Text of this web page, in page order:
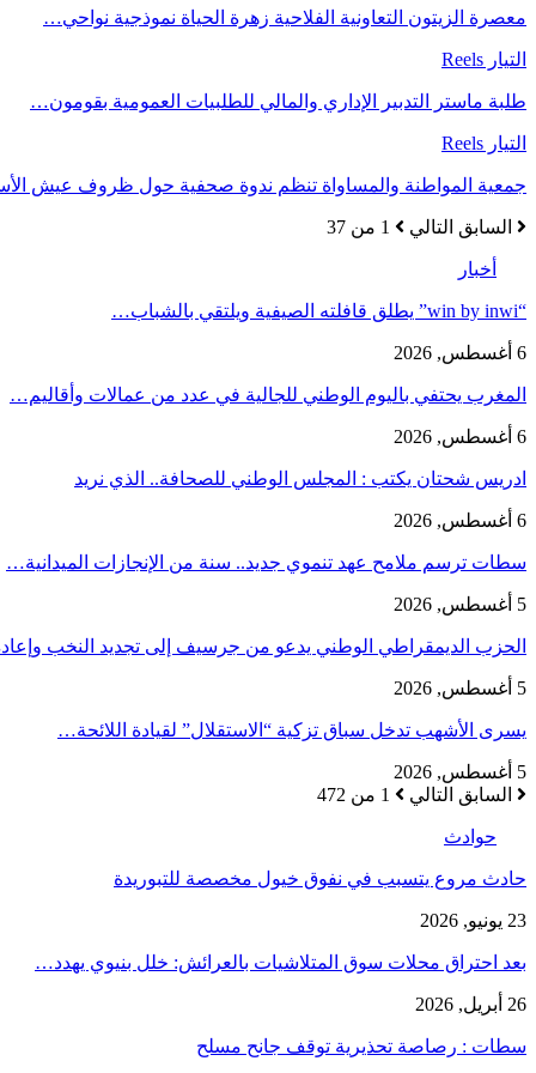
معصرة الزيتون التعاونية الفلاحية زهرة الحياة نموذجية نواحي…
التيار Reels
طلبة ماستر التدبير الإداري والمالي للطلبيات العمومية بقومون…
التيار Reels
جمعية المواطنة والمساواة تنظم ندوة صحفية حول ظروف عيش
السابق التالي 1 من 37
أخبار
“win by inwi” يطلق قافلته الصيفية ويلتقي بالشباب…
6 أغسطس, 2026
المغرب يحتفي باليوم الوطني للجالية في عدد من عمالات وأقاليم…
6 أغسطس, 2026
ادريس شحتان يكتب : المجلس الوطني للصحافة.. الذي نريد
6 أغسطس, 2026
سطات ترسم ملامح عهد تنموي جديد.. سنة من الإنجازات الميدانية…
5 أغسطس, 2026
الحزب الديمقراطي الوطني يدعو من جرسيف إلى تجديد النخب
5 أغسطس, 2026
يسرى الأشهب تدخل سباق تزكية “الاستقلال” لقيادة اللائحة…
5 أغسطس, 2026
السابق التالي 1 من 472
حوادث
حادث مروع يتسبب في نفوق خيول مخصصة للتبوريدة
23 يونيو, 2026
بعد احتراق محلات سوق المتلاشيات بالعرائش: خلل بنيوي يهدد…
26 أبريل, 2026
سطات : رصاصة تحذيرية توقف جانح مسلح